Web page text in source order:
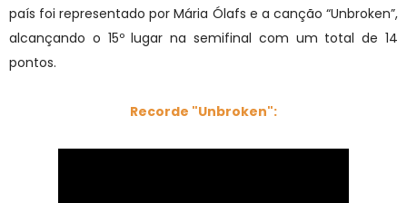
país foi representado por Mária Ólafs e a canção “Unbroken”,
alcançando o 15º lugar na semifinal com um total de 14
pontos.
Recorde "Unbroken":